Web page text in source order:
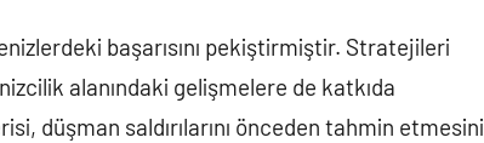
başarısını pekiştirmiştir. Stratejileri
alanındaki gelişmelere de katkıda
düşman saldırılarını önceden tahmin etmesini